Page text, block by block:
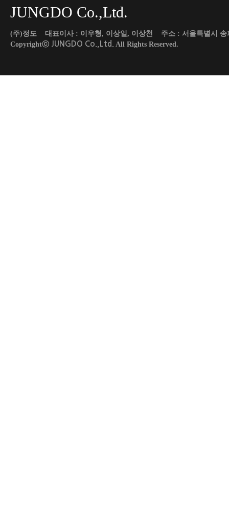
JUNGDO Co.,Ltd.
(주)정도 대표이사 : 이우형, 이상일, 이상천 주소 : 서울특별시 송
Copyrightⓒ JUNGDO Co.,Ltd. All Rights Reserved.